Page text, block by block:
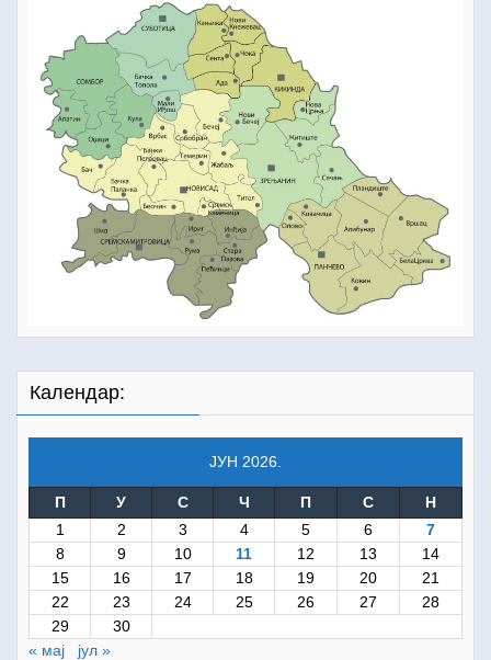
Календар:
ЈУН 2026.
П У С Ч П С
Н
1
2 3 4 5 6
7
8
9 10 11 12 13
14
15
16 17 18 19 20
21
22
23 24 25 26 27
28
29
30
« мај
јул »